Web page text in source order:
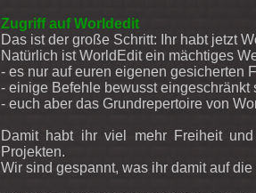
Zugriff auf Worldedit
Das ist der große Schritt: Ihr habt jetzt
Natürlich ist WorldEdit ein mächtiges
- es nur auf euren eigenen gesicherten
- einige Befehle bewusst eingeschränkt
- euch aber das Grundrepertoire von
Damit habt ihr viel mehr Freiheit
Projekten.
Wir sind gespannt, was ihr damit auf